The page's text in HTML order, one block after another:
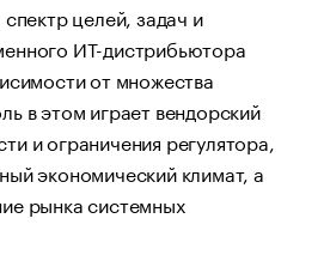
целей, задач и
ИТ-дистрибьютора
от множества
в этом играет вендорский
и ограничения регулятора,
экономический климат, а
рынка системных